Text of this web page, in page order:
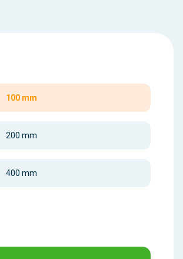
100 mm
200 mm
400 mm